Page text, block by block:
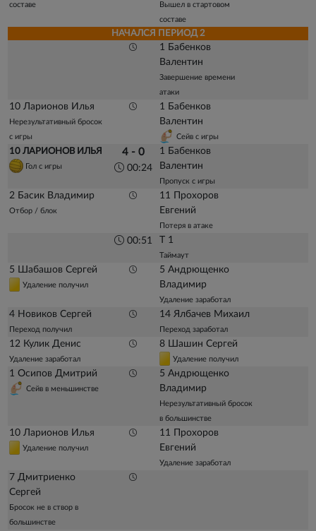
составе
Вышел в стартовом
составе
НАЧАЛСЯ ПЕРИОД 2
1 Бабенков
Валентин
Завершение времени
атаки
10 Ларионов Илья
Нерезультативный бросок
с игры
1 Бабенков
Валентин
Сейв с игры
10 ЛАРИОНОВ ИЛЬЯ
Гол с игры
4 - 0
00:24
1 Бабенков
Валентин
Пропуск с игры
2 Басик Владимир
Отбор / блок
11 Прохоров
Евгений
Потеря в атаке
00:51 Т 1
Таймаут
5 Шабашов Сергей
Удаление получил
5 Андрющенко
Владимир
Удаление заработал
4 Новиков Сергей
Переход получил
14 Ялбачев Михаил
Переход заработал
12 Кулик Денис
Удаление заработал
8 Шашин Сергей
Удаление получил
1 Осипов Дмитрий
Сейв в меньшинстве
5 Андрющенко
Владимир
Нерезультативный бросок
в большинстве
10 Ларионов Илья
Удаление получил
11 Прохоров
Евгений
Удаление заработал
7 Дмитриенко
Сергей
Бросок не в створ в
большинстве